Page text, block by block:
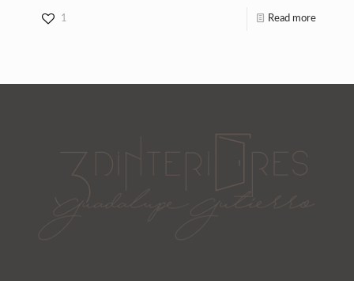
1 Read more